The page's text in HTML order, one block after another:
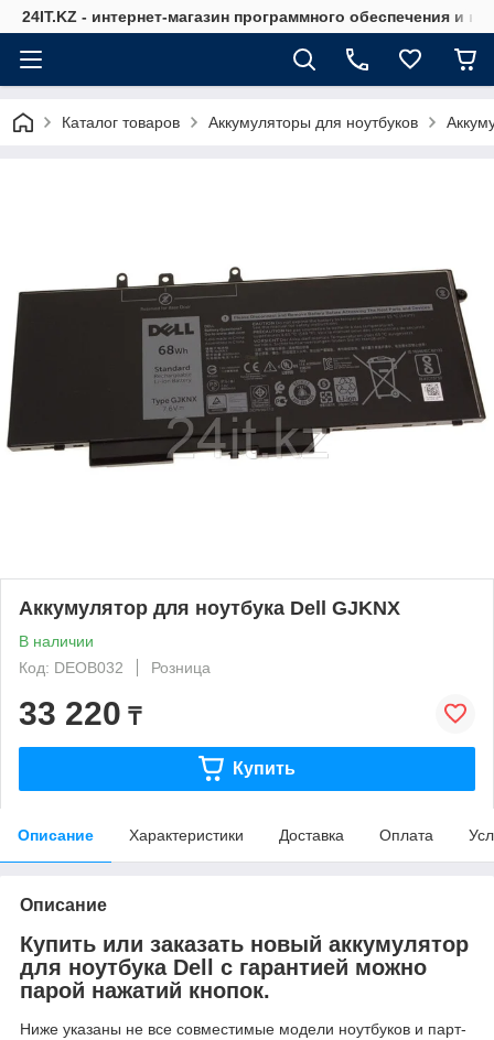
24IT.KZ - интернет-магазин программного обеспечения и
Каталог товаров Аккумуляторы для ноутбуков
Аккумулятор для ноутбука Dell GJKNX
В наличии
Код: DEOB032
Розница
33 220 ₸
Купить
Описание Характеристики Доставка Оплата
Описание
Купить или заказать новый аккумулятор
для ноутбука Dell с гарантией можно
парой нажатий кнопок.
Ниже указаны не все совместимые модели ноутбуков и парт-